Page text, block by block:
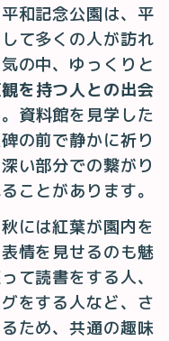
和記念公園は、平
て多くの人が訪れ
の中、ゆっくりと
を持つ人との出会
資料館を見学した
の前で静かに祈り
い部分での繋がり
ことがあります。
には紅葉が園内を
情を見せるのも魅
て読書をする人、
をする人など、さ
ため、共通の趣味